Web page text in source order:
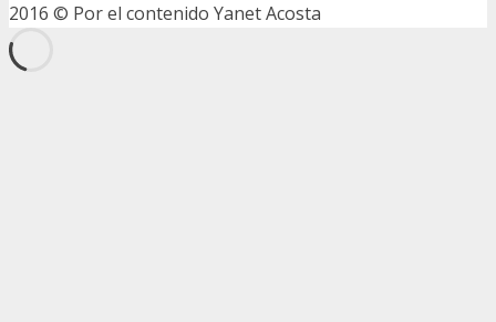
2016 © Por el contenido Yanet Acosta